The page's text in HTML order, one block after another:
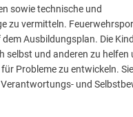
sowie technische und
zu vermitteln.
Ausbildungsplan. Die
selbst und anderen zu helfen
Probleme zu entwickeln.
und